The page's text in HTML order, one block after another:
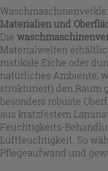
Materialien und
Die
Materialwelten
rustikale Eiche oder
natürliches Ambiente,
strukturiert) den Raum
besonders robuste
aus kratzfestem
Feuchtigkeits-
Luftfeuchtigkeit. So
Pflegeaufwand und